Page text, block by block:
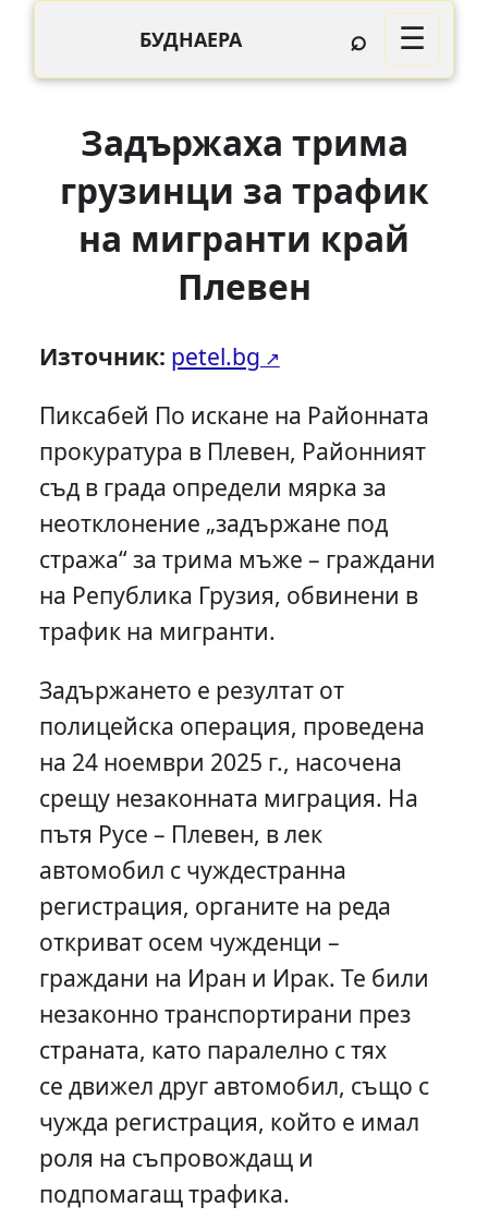
БУДНАЕРА ⌕ ☰
Задържаха трима
грузинци за трафик
на мигранти край
Плевен
Източник: petel.bg
Пиксабей По искане на Районната
прокуратура в Плевен, Районният
съд в града определи мярка за
неотклонение „задържане под
стража“ за трима мъже – граждани
на Република Грузия, обвинени в
трафик на мигранти.
Задържането е резултат от
полицейска операция, проведена
на 24 ноември 2025 г., насочена
срещу незаконната миграция. На
пътя Русе – Плевен, в лек
автомобил с чуждестранна
регистрация, органите на реда
откриват осем чужденци –
граждани на Иран и Ирак. Те били
незаконно транспортирани през
страната, като паралелно с тях
се движел друг автомобил, също с
чужда регистрация, който е имал
роля на съпровождащ и
подпомагащ трафика.